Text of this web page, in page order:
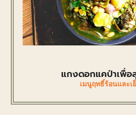
แกงดอกแคป่าเพื่อ
เมนูฤทธิ์ร้อนและเ